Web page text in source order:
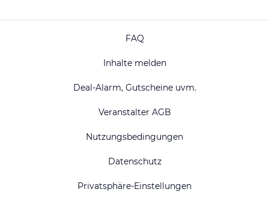
FAQ
Inhalte melden
Deal-Alarm, Gutscheine uvm.
Veranstalter AGB
Nutzungsbedingungen
Datenschutz
Privatsphäre-Einstellungen